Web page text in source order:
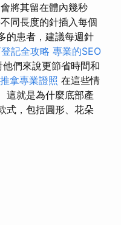
將其留在體內幾秒
同長度的針插入每個
的患者，建議每週針
記全攻略 專業的SEO
們來說更節省時間和
推拿專業證照 在這些情
這就是為什麼底部產
式，包括圓形、花朵